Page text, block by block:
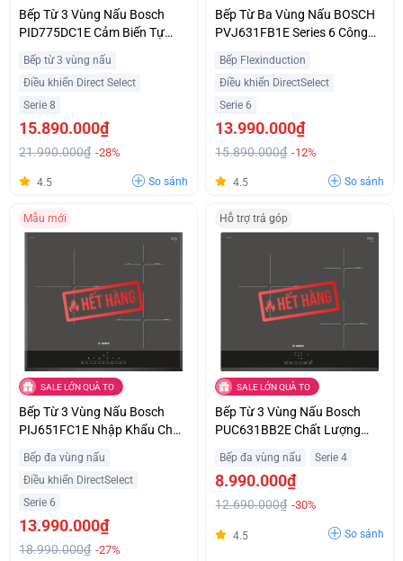
Bếp Từ 3 Vùng Nấu Bosch
PID775DC1E Cảm Biến Tự
Bếp từ 3 vùng nấu
Điều khiển Direct Select
Serie 8
15.890.000₫
21.990.000₫ -28%
4.5 So sánh
Bếp Từ Ba Vùng Nấu BOSCH
PVJ631FB1E Series 6 Công
Âu
Bếp Flexinduction
Điều khiển DirectSelect
Serie 6
13.990.000₫
15.890.000₫ -12%
4.5 So sánh
Mẫu mới
SALE LỚN QUÀ TO
Bếp Từ 3 Vùng Nấu Bosch
PIJ651FC1E Nhập Khẩu Châu
Âu Giá Siêu Ưu Đãi
Bếp đa vùng nấu
Điều khiển DirectSelect
Serie 6
13.990.000₫
18.990.000₫ -27%
Hỗ trợ trả góp
SALE LỚN QUÀ TO
Bếp Từ 3 Vùng Nấu Bosch
PUC631BB2E Chất Lượng
Châu Âu Giá Tốt
Bếp đa vùng nấu Serie 4
8.990.000₫
12.690.000₫ -30%
4.5 So sánh